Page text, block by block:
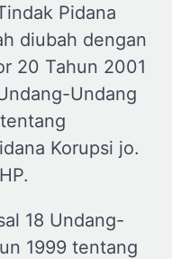
Pidana
diubah dengan
20 Tahun 2001
Undang
Korupsi jo.
18 Undang-
1999 tentang